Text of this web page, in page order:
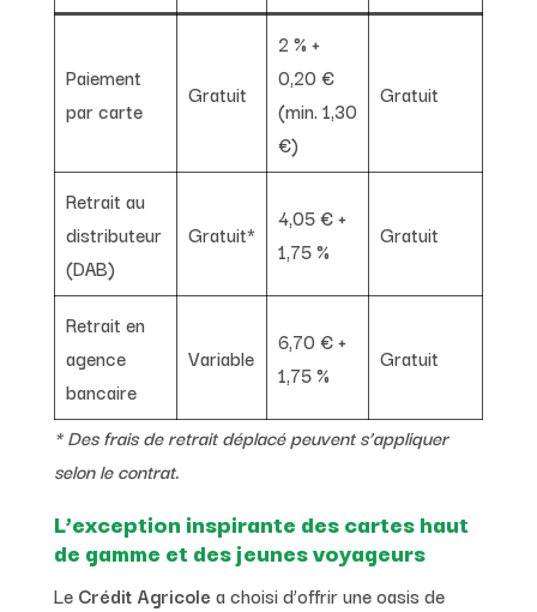
Paiement
par carte
Gratuit
2 % +
0,20 €
(min. 1,30
€)
Gratuit
Retrait au
distributeur
(DAB)
Gratuit*
4,05 € +
1,75 %
Gratuit
Retrait en
agence
bancaire
Variable
6,70 € +
1,75 %
Gratuit
* Des frais de retrait déplacé peuvent s’appliquer
selon le contrat.
L’exception inspirante des cartes haut
de gamme et des jeunes voyageurs
Le Crédit Agricole a choisi d’offrir une oasis de